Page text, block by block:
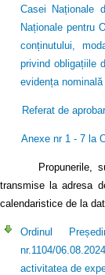
Casei Naționale
Naționale pentru
conținutului,
privind obligațiile
evidența
Referat de
Anexe nr 1 - 7 la
Propunerile,
transmise la adresa
calendaristice de la
Ordinul
nr.1104/
activitatea de